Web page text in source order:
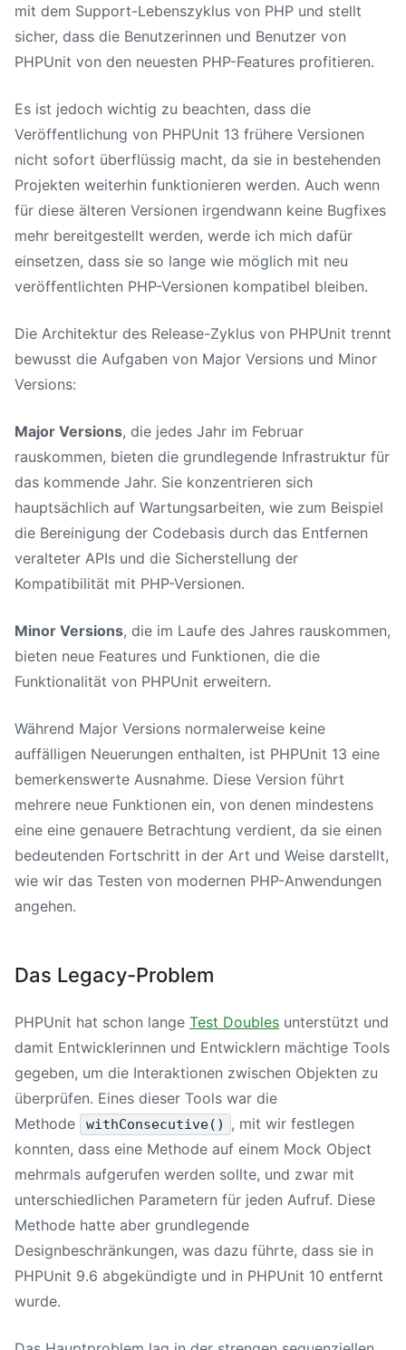
mit dem Support-Lebenszyklus von PHP und stellt
sicher, dass die Benutzerinnen und Benutzer von
PHPUnit von den neuesten PHP-Features profitieren.
Es ist jedoch wichtig zu beachten, dass die
Veröffentlichung von PHPUnit 13 frühere Versionen
nicht sofort überflüssig macht, da sie in bestehenden
Projekten weiterhin funktionieren werden. Auch wenn
für diese älteren Versionen irgendwann keine Bugfixes
mehr bereitgestellt werden, werde ich mich dafür
einsetzen, dass sie so lange wie möglich mit neu
veröffentlichten PHP-Versionen kompatibel bleiben.
Die Architektur des Release-Zyklus von PHPUnit trennt
bewusst die Aufgaben von Major Versions und Minor
Versions:
Major Versions, die jedes Jahr im Februar
rauskommen, bieten die grundlegende Infrastruktur für
das kommende Jahr. Sie konzentrieren sich
hauptsächlich auf Wartungsarbeiten, wie zum Beispiel
die Bereinigung der Codebasis durch das Entfernen
veralteter APIs und die Sicherstellung der
Kompatibilität mit PHP-Versionen.
Minor Versions, die im Laufe des Jahres rauskommen,
bieten neue Features und Funktionen, die die
Funktionalität von PHPUnit erweitern.
Während Major Versions normalerweise keine
auffälligen Neuerungen enthalten, ist PHPUnit 13 eine
bemerkenswerte Ausnahme. Diese Version führt
mehrere neue Funktionen ein, von denen mindestens
eine eine genauere Betrachtung verdient, da sie einen
bedeutenden Fortschritt in der Art und Weise darstellt,
wie wir das Testen von modernen PHP-Anwendungen
angehen.
Das Legacy-Problem
PHPUnit hat schon lange Test Doubles unterstützt und
damit Entwicklerinnen und Entwicklern mächtige Tools
gegeben, um die Interaktionen zwischen Objekten zu
überprüfen. Eines dieser Tools war die
Methode
withConsecutive()
, mit wir festlegen
konnten, dass eine Methode auf einem Mock Object
mehrmals aufgerufen werden sollte, und zwar mit
unterschiedlichen Parametern für jeden Aufruf. Diese
Methode hatte aber grundlegende
Designbeschränkungen, was dazu führte, dass sie in
PHPUnit 9.6 abgekündigte und in PHPUnit 10 entfernt
wurde.